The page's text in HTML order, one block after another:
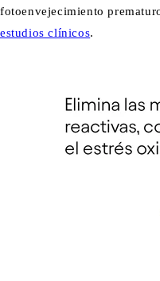
fotoenvejecimiento
estudios clínicos.